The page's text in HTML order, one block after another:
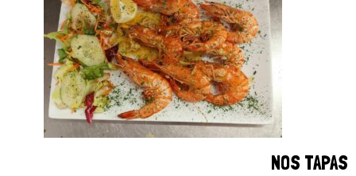
NOS TAPAS